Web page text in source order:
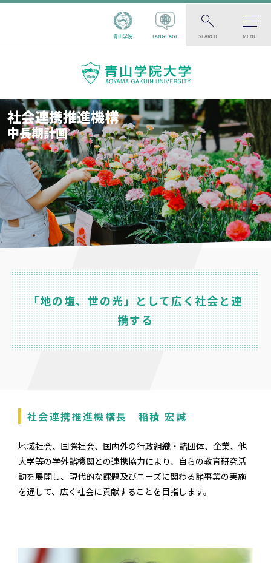
青山学院 LANGUAGE SEARCH MENU
社会連携推進機構
中長期計画
「地の塩、世の光」として広く社会と連
携する
社会連携推進機構長 稲積 宏誠
地域社会、国際社会、国内外の行政組織・諸団体、企業、他
大学等の学外諸機関との連携協力により、自らの教育研究活
動を展開し、現代的な課題及びニーズに関わる諸事業の実施
を通して、広く社会に貢献することを目指します。